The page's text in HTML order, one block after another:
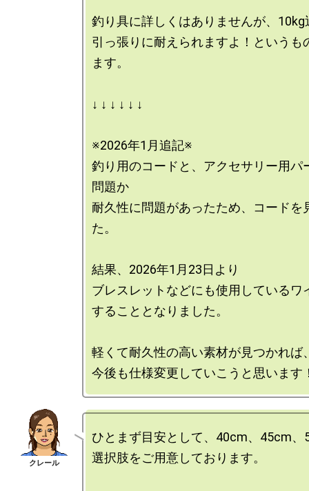
釣り具に詳しくはありませんが、10kg
引っ張りに耐えられますよ！というも
ます。
↓ ↓ ↓ ↓ ↓ ↓
※2026年1月追記※
釣り用のコードと、アクセサリー用パ
問題か
耐久性に問題があったため、コードを
た。
結果、2026年1月23日より
ブレスレットなどにも使用しているワ
することとなりました。
軽くて耐久性の高い素材が見つかれば
ひとまず目安として、40cm、45cm、
選択肢をご用意しております。